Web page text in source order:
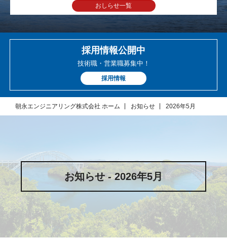
おしらせ一覧
採用情報公開中
技術職・営業職募集中！
採用情報
朝永エンジニアリング株式会社 ホーム お知らせ 2026年5月
お知らせ - 2026年5月